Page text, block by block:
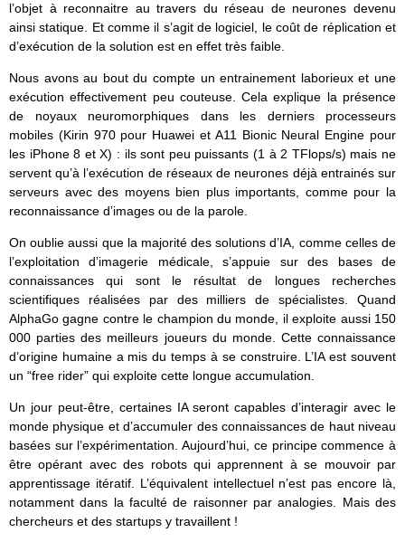
l’objet à reconnaitre au travers du réseau de neurones devenu
ainsi statique. Et comme il s’agit de logiciel, le coût de réplication et
d’exécution de la solution est en effet très faible.
Nous avons au bout du compte un entrainement laborieux et une
exécution effectivement peu couteuse. Cela explique la présence
de noyaux neuromorphiques dans les derniers processeurs
mobiles (Kirin 970 pour Huawei et A11 Bionic Neural Engine pour
les iPhone 8 et X) : ils sont peu puissants (1 à 2 TFlops/s) mais ne
servent qu’à l’exécution de réseaux de neurones déjà entrainés sur
serveurs avec des moyens bien plus importants, comme pour la
reconnaissance d’images ou de la parole.
On oublie aussi que la majorité des solutions d’IA, comme celles de
l’exploitation d’imagerie médicale, s’appuie sur des bases de
connaissances qui sont le résultat de longues recherches
scientifiques réalisées par des milliers de spécialistes. Quand
AlphaGo gagne contre le champion du monde, il exploite aussi 150
000 parties des meilleurs joueurs du monde. Cette connaissance
d’origine humaine a mis du temps à se construire. L’IA est souvent
un “free rider” qui exploite cette longue accumulation.
Un jour peut-être, certaines IA seront capables d’interagir avec le
monde physique et d’accumuler des connaissances de haut niveau
basées sur l’expérimentation. Aujourd’hui, ce principe commence à
être opérant avec des robots qui apprennent à se mouvoir par
apprentissage itératif. L’équivalent intellectuel n’est pas encore là,
notamment dans la faculté de raisonner par analogies. Mais des
chercheurs et des startups y travaillent !